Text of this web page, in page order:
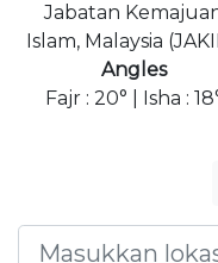
Jabatan
Islam, Malaysia
Angles
Fajr : 20° | Isha :